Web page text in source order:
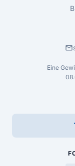
mail
Eine